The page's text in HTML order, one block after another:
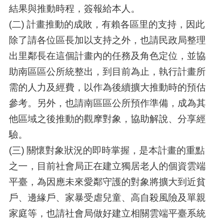
結果與推動時程，簽報給本人。
(二) 計畫推動的成敗，有賴各區里的支持，因此
除了請各位區長加以支持之外，也請民政局整理
出里鄰長在這個計畫內的任務及角色定位，並協
助南區區公所統整出，到目前為止，執行計畫所
需的人力及經費，以作為後續擴大推動時的預估
參考。另外，也請南區區公所預作準備，成為其
他區域之後推動的觀摩對象，協助解說、分享經
驗。
(三) 關懷對象狀況的即時掌握，是本計畫的重點
之一，目前社會局正在建立獨居老人的個資雲端
平臺，為因應未來愛鄰守護的對象將擴大到近貧
戶、邊緣戶、家暴受虐兒童、高自殺風險及單親
家庭等，也請社會局做好建立相關雲端平臺系統